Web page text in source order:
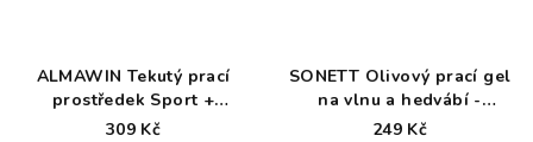
ALMAWIN Tekutý prací
prostředek Sport +
Outdoor 750 ml
309 Kč
SONETT Olivový prací gel
na vlnu a hedvábí -
Sensitive 1 l
249 Kč